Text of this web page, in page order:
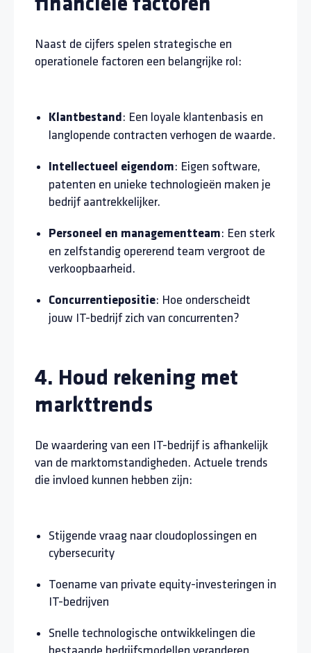
financiële factoren
Naast de cijfers spelen strategische en
operationele factoren een belangrijke rol:
Klantbestand: Een loyale klantenbasis en
langlopende contracten verhogen de waarde.
Intellectueel eigendom: Eigen software,
patenten en unieke technologieën maken je
bedrijf aantrekkelijker.
Personeel en managementteam: Een sterk
en zelfstandig opererend team vergroot de
verkoopbaarheid.
Concurrentiepositie: Hoe onderscheidt
jouw IT-bedrijf zich van concurrenten?
4. Houd rekening met
markttrends
De waardering van een IT-bedrijf is afhankelijk
van de marktomstandigheden. Actuele trends
die invloed kunnen hebben zijn:
Stijgende vraag naar cloudoplossingen en
cybersecurity
Toename van private equity-investeringen in
IT-bedrijven
Snelle technologische ontwikkelingen die